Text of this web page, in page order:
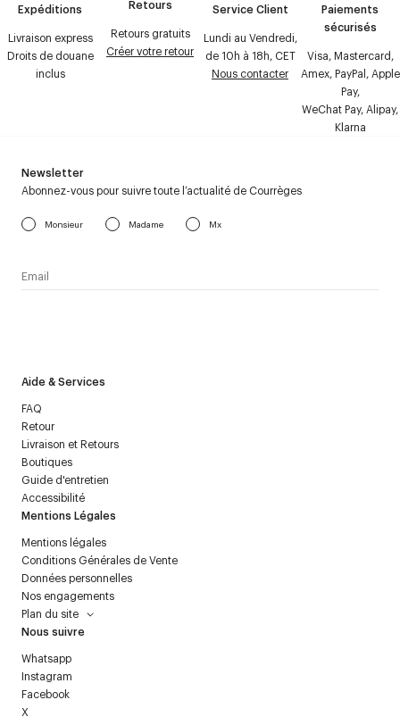
Expéditions
Livraison express
Droits de douane
inclus
Retours
Retours gratuits
Créer votre retour
Service Client
Lundi au Vendredi,
de 10h à 18h, CET
Nous contacter
Paiements
sécurisés
Visa, Mastercard,
Amex, PayPal, Apple
Pay,
WeChat Pay, Alipay,
Klarna
Aide & Services
FAQ
Retour
Livraison et Retours
Boutiques
Guide d'entretien
Accessibilité
Mentions Légales
Mentions légales
Conditions Générales de Vente
Données personnelles
Nos engagements
Plan du site
Nous suivre
Whatsapp
Instagram
Facebook
X
Newsletter
Abonnez-vous pour suivre toute l’actualité de Courrèges
Monsieur Madame Mx